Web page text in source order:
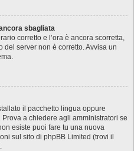
sbagliata
corretto e l’ora è ancora scorretta,
del server non è corretto. Avvisa un
il pacchetto lingua oppure
a chiedere agli amministratori se
esiste puoi fare tu una nuova
sul sito di phpBB Limited (trovi il